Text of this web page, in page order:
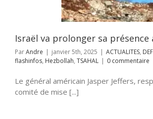
Israël va prolonger sa présence
ParAndre | janvier 5th, 2025 | ACTUALITES,
flashinfos, Hezbollah, TSAHAL | 0 commentaire
Le général américain Jasper Jeffers,
comité de mise [...]